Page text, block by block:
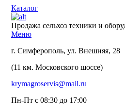
Каталог
Продажа сельхоз техники и
Меню
г. Симферополь, ул. Внешняя, 28
(11 км. Московского шоссе)
krymagroservis@mail.ru
Пн-Пт с 08:30 до 17:00